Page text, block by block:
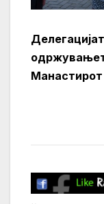
Манастирот